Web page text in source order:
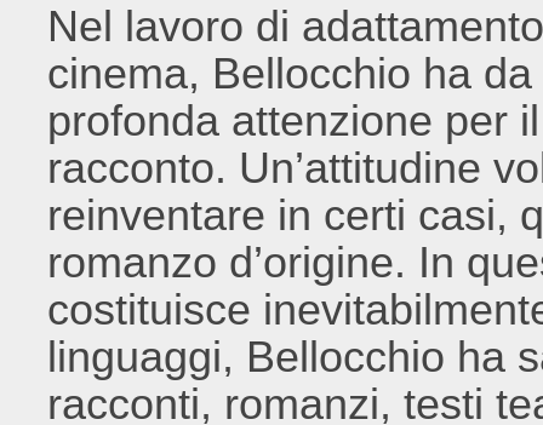
Nel lavoro di
cinema, Bellocchio ha
profonda attenzione per
racconto. Un’attitudine
reinventare in certi casi,
romanzo d’origine. In
costituisce
linguaggi, Bellocchio ha
racconti, romanzi, testi